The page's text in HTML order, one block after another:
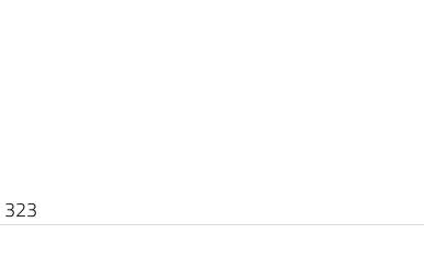
323